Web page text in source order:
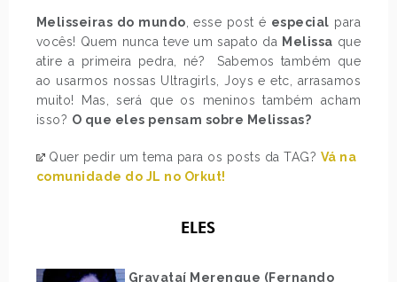
Melisseiras do mundo , esse post é especial para
vocês! Quem nunca teve um sapato da Melissa que
atire a primeira pedra, né? Sabemos também que
ao usarmos nossas Ultragirls, Joys e etc, arrasamos
muito! Mas, será que os meninos também acham
isso? O que eles pensam sobre Melissas?
Quer pedir um tema para os posts da TAG? Vá na
comunidade do JL no Orkut!
ELES
Gravataí Merengue (Fernando
POST ANTERIOR
COMO USAR: CALÇA DE
MOLETOM
PRÓXIMO POST
CARLOS ORTEGA